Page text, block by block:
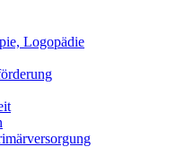
Logopädie